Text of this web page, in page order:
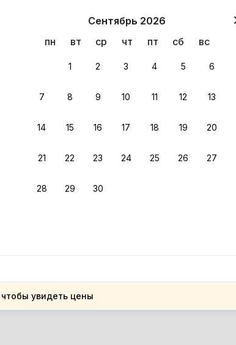
Сентябрь 2026
пн
вт ср чт пт сб вс
1 2 3 4 5 6
7 8 9 10 11 12 13
14 15 16 17 18 19 20
21 22 23 24 25 26 27
28 29 30
увидеть цены